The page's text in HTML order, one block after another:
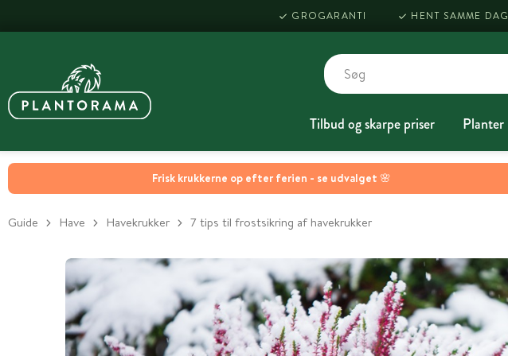
Frisk krukkerne op efter ferien - se udvalget 🌸
GROGARANTI HENT SAMME DAG
Tilbud og skarpe priser Planter
Guide Have Havekrukker 7 tips til frostsikring af havekrukker